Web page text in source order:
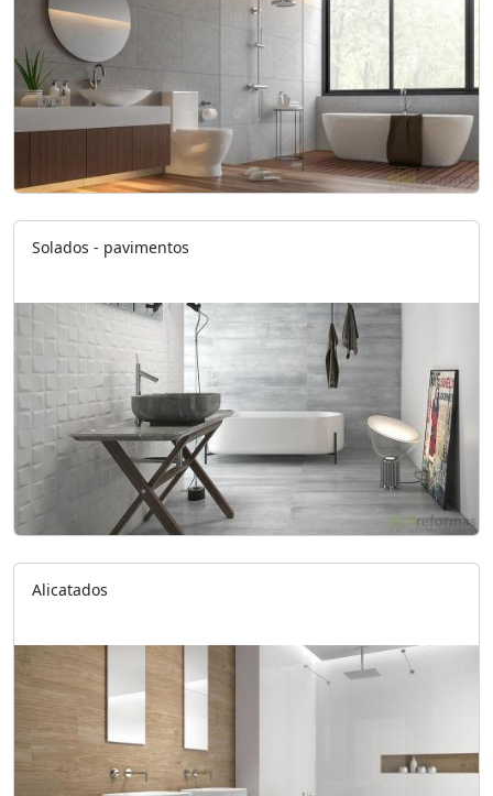
Solados - pavimentos
Alicatados